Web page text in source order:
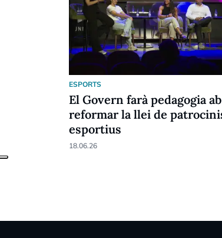
ESPORTS
El Govern farà pedagogia
reformar la llei de
esportius
18.06.26